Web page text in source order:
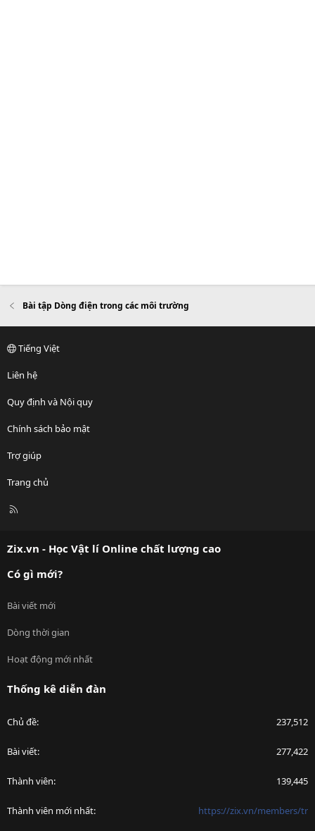
Bài tập Dòng điện trong các môi trường
Tiếng Việt
Liên hệ
Quy định và Nội quy
Chính sách bảo mật
Trợ giúp
Trang chủ
R
Zix.vn - Học Vật lí Online chất lượng cao
Có gì mới?
Bài viết mới
Dòng thời gian
Hoạt động mới nhất
Thống kê diễn đàn
Chủ đề 237,512
Bài viết 277,422
Thành viên 139,445
Thành viên mới nhất https://zix.vn/members/tr